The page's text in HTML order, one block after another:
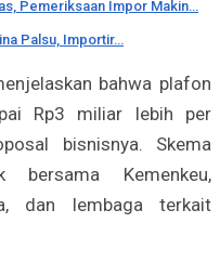
Pemeriksaan Impor Makin…
Palsu, Importir…
bahwa plafon
Rp3 miliar lebih per
bisnisnya. Skema
bersama Kemenkeu,
dan lembaga terkait